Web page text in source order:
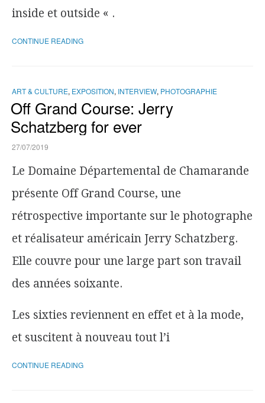
inside et outside « .
CONTINUE READING
ART & CULTURE, EXPOSITION, INTERVIEW, PHOTOGRAPHIE
Off Grand Course: Jerry
Schatzberg for ever
27/07/2019
Le Domaine Départemental de Chamarande
présente Off Grand Course, une
rétrospective importante sur le photographe
et réalisateur américain Jerry Schatzberg.
Elle couvre pour une large part son travail
des années soixante.
Les sixties reviennent en effet et à la mode,
et suscitent à nouveau tout l’i
CONTINUE READING